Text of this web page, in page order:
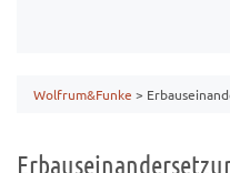
Wolfrum&Funke >